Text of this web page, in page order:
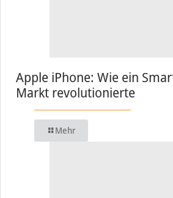
Apple iPhone: Wie ein
Markt revolutionierte
Mehr